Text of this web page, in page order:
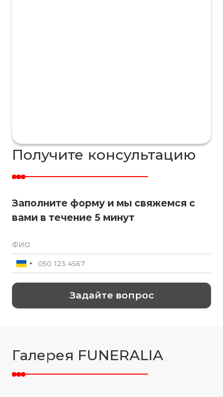
Получите консультацию
Заполните форму и мы свяжемся с
вами в течение 5 минут
Галерея FUNERALIA